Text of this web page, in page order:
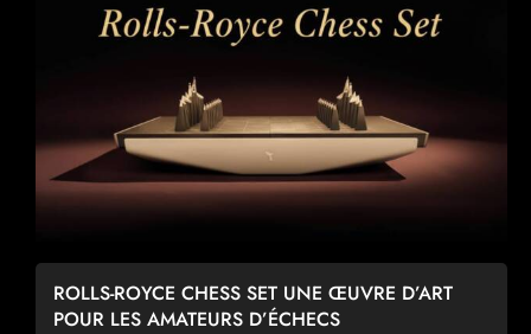
ROLLS-ROYCE CHESS SET UNE ŒUVRE D’ART
POUR LES AMATEURS D’ÉCHECS